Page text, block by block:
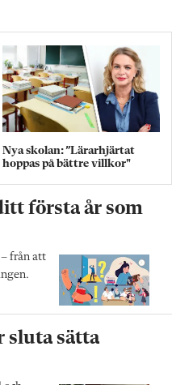
Nya skolan: ”Lärarhjärtat
hoppas på bättre villkor"
första år som
från att
sluta sätta